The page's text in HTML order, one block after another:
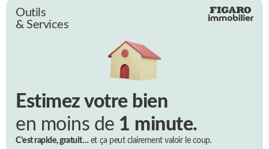
Outils
& Services
Estimez votre bien
en moins de 1 minute.
C’est rapide, gratuit…et ça peut clairement valoir le coup.